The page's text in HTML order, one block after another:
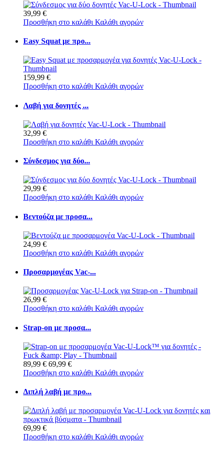
39,99 €
Προσθήκη στο καλάθι Καλάθι αγορών
Easy Squat με προ...
159,99 €
Προσθήκη στο καλάθι Καλάθι αγορών
Λαβή για δονητές ...
32,99 €
Προσθήκη στο καλάθι Καλάθι αγορών
Σύνδεσμος για δύο...
29,99 €
Προσθήκη στο καλάθι Καλάθι αγορών
Βεντούζα με προσα...
24,99 €
Προσθήκη στο καλάθι Καλάθι αγορών
Προσαρμογέας Vac-...
26,99 €
Προσθήκη στο καλάθι Καλάθι αγορών
Strap-on με προσα...
89,99 € 69,99 €
Προσθήκη στο καλάθι Καλάθι αγορών
Διπλή λαβή με προ...
69,99 €
Προσθήκη στο καλάθι Καλάθι αγορών